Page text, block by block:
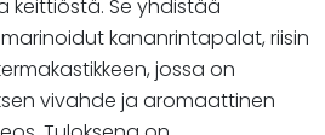
keittiöstä. Se yhdistää
kananrintapalat, riisin
jossa on
vivahde ja aromaattinen